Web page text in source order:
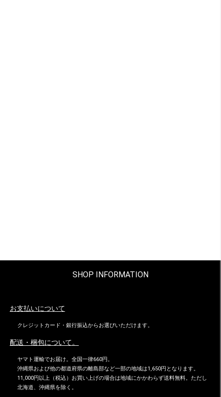
SHOP INFORMATION
お支払いについて
クレジットカード・銀行振込からお選びいただけます。
配送・梱包について。
ヤマト運輸でお届け。全国一律660円。
沖縄県および他の都道府県の離島部など一部の地域は1,650円となります。
11,000円以上（税込）お買い上げの場合は地域にかかわらず送料無料。ただし
北海道、沖縄県を除く。